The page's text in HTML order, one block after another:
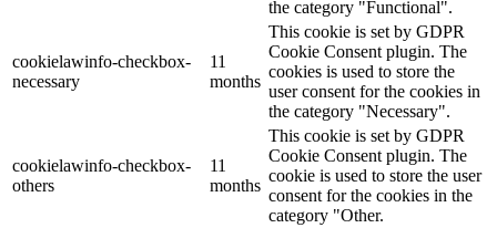
the category "Functional".
cookielawinfo-checkbox-
necessary
11
months
This cookie is set by GDPR
Cookie Consent plugin. The
cookies is used to store the
user consent for the cookies in
the category "Necessary".
cookielawinfo-checkbox-
others
11
months
This cookie is set by GDPR
Cookie Consent plugin. The
cookie is used to store the user
consent for the cookies in the
category "Other.